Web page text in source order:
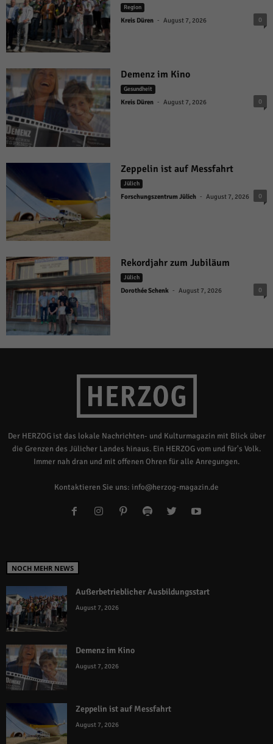
Region
Kreis Düren - August 7, 2026 0
Demenz im Kino
Gesundheit
Kreis Düren - August 7, 2026 0
Zeppelin ist auf Messfahrt
Jülich
Forschungszentrum Jülich - August 7, 2026 0
Rekordjahr zum Jubiläum
Jülich
Dorothée Schenk - August 7, 2026 0
Der HERZOG ist das lokale Nachrichten- und Kulturmagazin mit Blick über
die Grenzen des Jülicher Landes hinaus. Ein HERZOG vom und für's Volk.
Immer nah dran und mit offenen Ohren für alle Anregungen.
Kontaktieren Sie uns: info@herzog-magazin.de
NOCH MEHR NEWS
Außerbetrieblicher Ausbildungsstart
August 7, 2026
Demenz im Kino
August 7, 2026
Zeppelin ist auf Messfahrt
August 7, 2026